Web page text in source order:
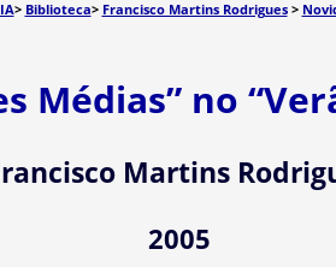
> Biblioteca> Francisco Martins Rodrigues>
Médias” no
Martins
2005